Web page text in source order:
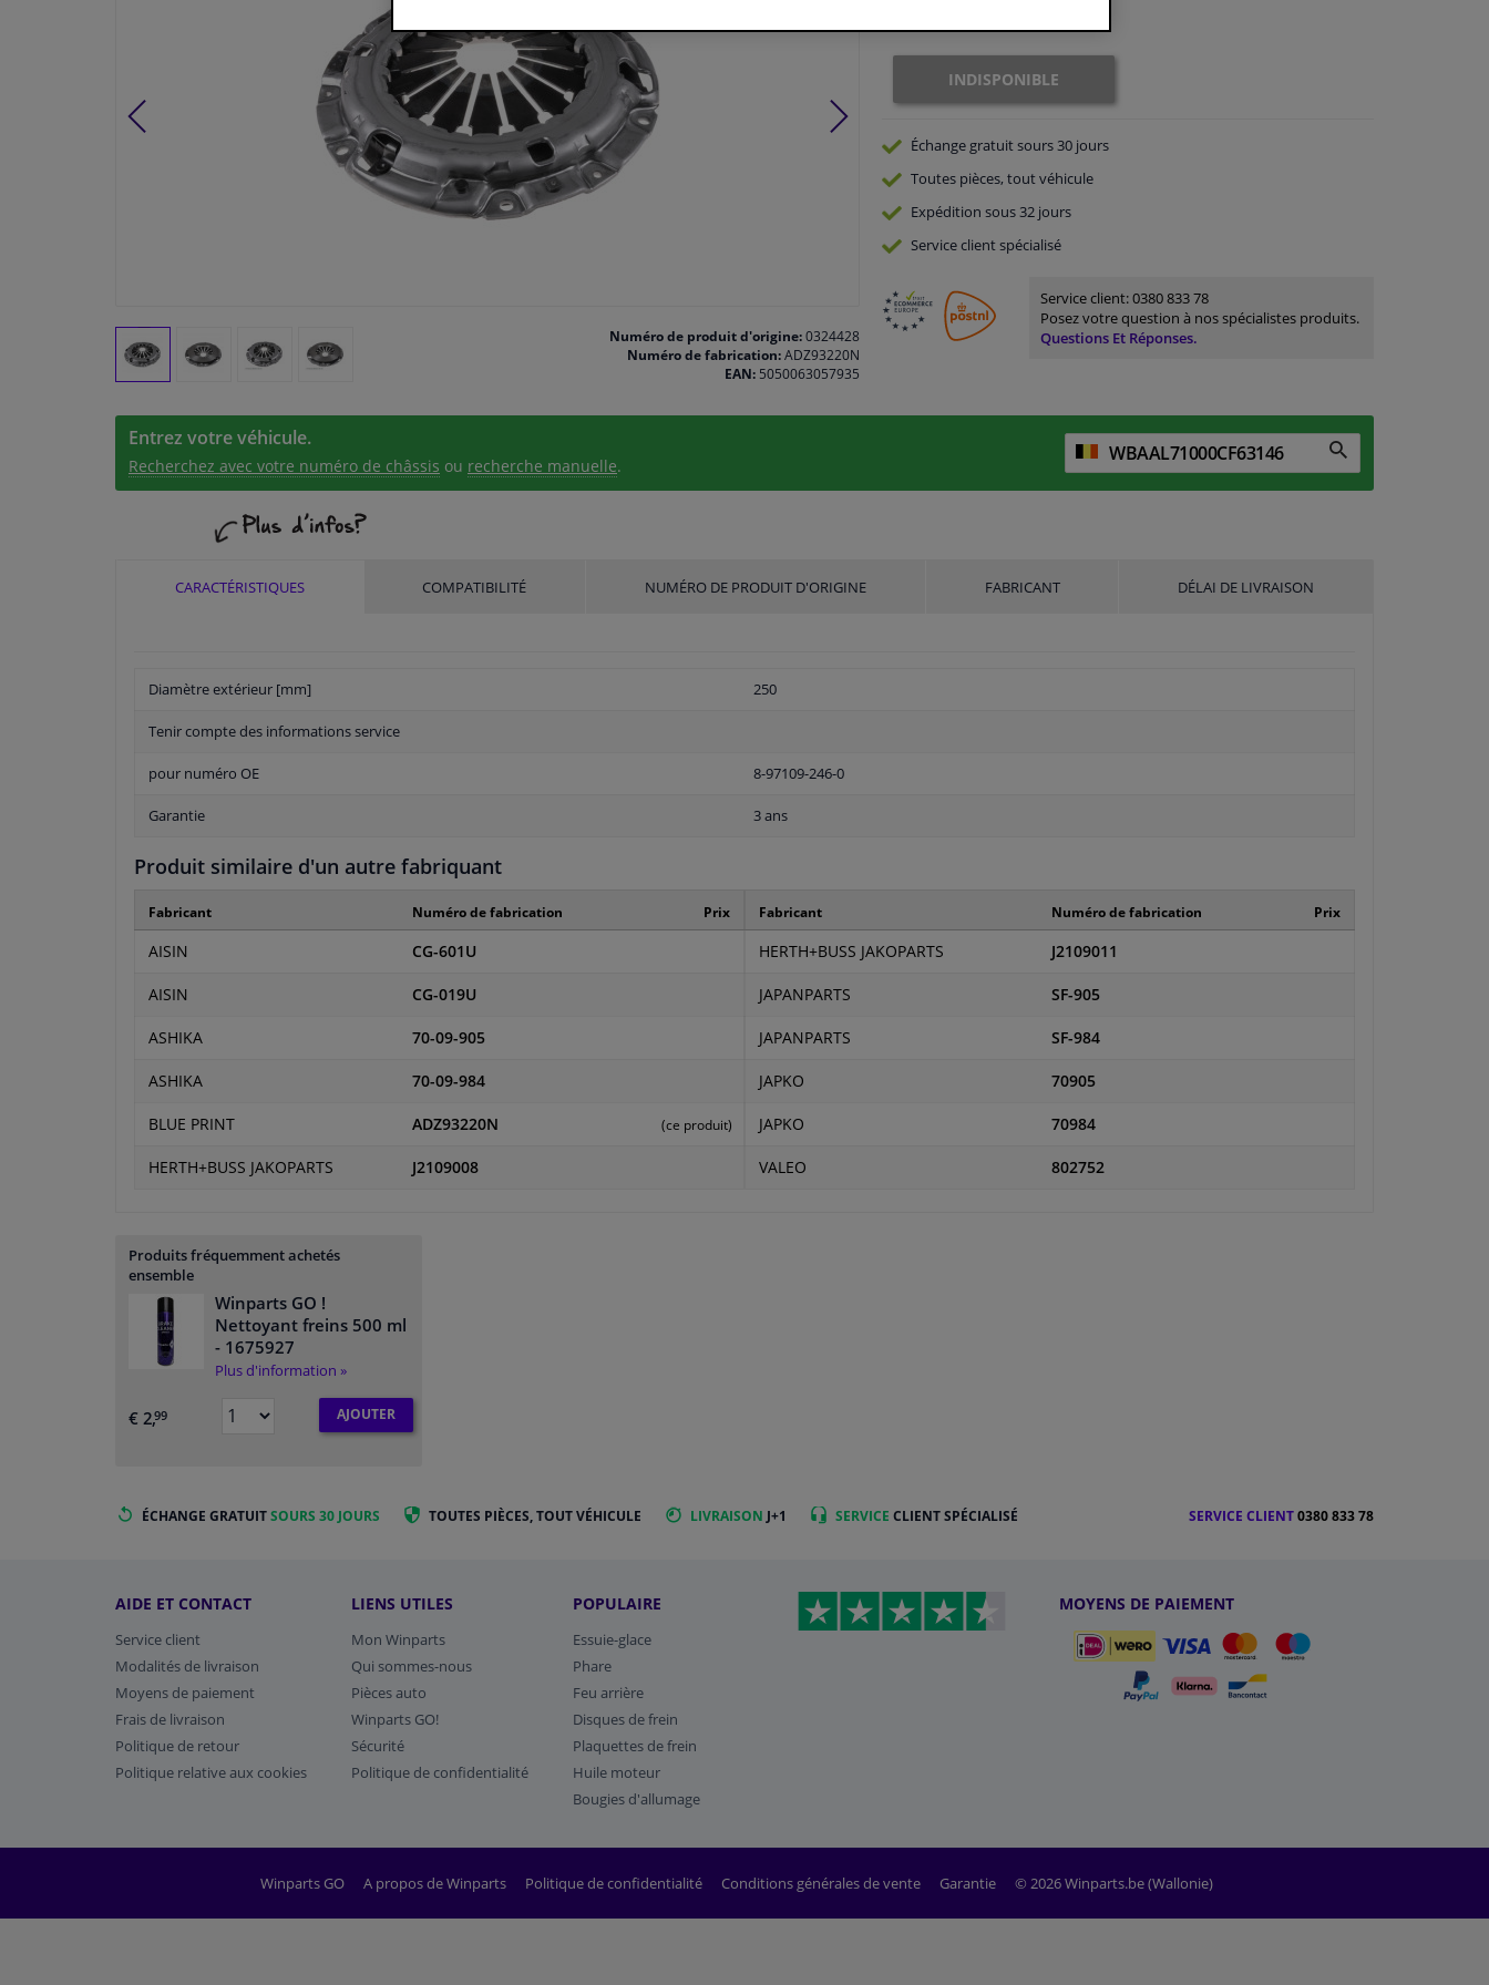
Numéro de produit d'origine:0324428
Numéro de fabrication:ADZ93220N
EAN:5050063057935
INDISPONIBLE
Échange gratuitsours 30 jours
Toutes pièces, tout véhicule
Expédition sous 32 jours
Serviceclient spécialisé
Service client:0380 833 78
Posez votre question à nos spécialistes produits.
Questions Et Réponses.
Entrez votre véhicule.
Recherchez avec votre numéro de châssis ou recherche manuelle.
CARACTÉRISTIQUES COMPATIBILITÉ NUMÉRO DE PRODUIT D'ORIGINE FABRICANT DÉLAI DE LIVRAISON
Diamètre extérieur [mm] 250
Tenir compte des informations service
pour numéro OE 8-97109-246-0
Garantie 3 ans
Produit similaire d'un autre fabriquant
Fabricant Numéro de fabrication Prix
AISIN CG-601U
AISIN CG-019U
ASHIKA 70-09-905
ASHIKA 70-09-984
BLUE PRINT ADZ93220N (ce produit)
HERTH+BUSS JAKOPARTS J2109008
Fabricant Numéro de fabrication Prix
HERTH+BUSS JAKOPARTS J2109011
JAPANPARTS SF-905
JAPANPARTS SF-984
JAPKO 70905
JAPKO 70984
VALEO 802752
Produits fréquemment achetés
ensemble
Winparts GO !
Nettoyant freins 500 ml
- 1675927
Plus d'information »
€ 2,99 AJOUTER
ÉCHANGE GRATUITSOURS 30 JOURS TOUTES PIÈCES, TOUT VÉHICULE LIVRAISON J+1 SERVICE CLIENT SPÉCIALISÉ SERVICE CLIENT0380 833 78
AIDE ET CONTACT
Service client
Modalités de livraison
Moyens de paiement
Frais de livraison
Politique de retour
Politique relative aux cookies
LIENS UTILES
Mon Winparts
Qui sommes-nous
Pièces auto
Winparts GO!
Sécurité
Politique de confidentialité
POPULAIRE
Essuie-glace
Phare
Feu arrière
Disques de frein
Plaquettes de frein
Huile moteur
Bougies d'allumage
MOYENS DE PAIEMENT
Winparts GO A propos de Winparts Politique de confidentialité Conditions générales de vente Garantie © 2026 Winparts.be (Wallonie)